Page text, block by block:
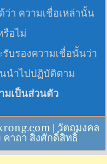
ว่า ความเชื่อเหล่านั้น
รือไม่
บรองความเชื่อนั้นว่า
นำไปปฏิบัติตาม
มเป็นส่วนตัว
| วัตถุมงคล
คาถา สิ่งศักดิ์สิทธิ์